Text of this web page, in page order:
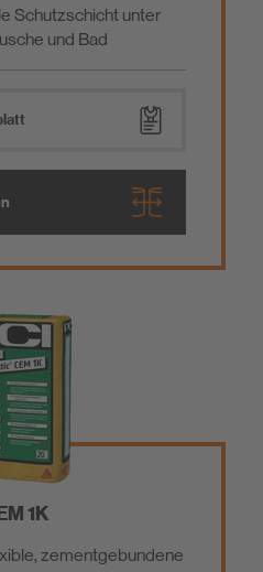
Schutzschicht unter
und Bad
1K
zementgebundene